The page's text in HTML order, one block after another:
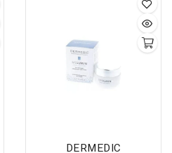
DERMEDIC